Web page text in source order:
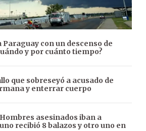
Paraguay con un descenso de
y por cuánto tiempo?
que sobreseyó a acusado de
y enterrar cuerpo
asesinados iban a
recibió 8 balazos y otro uno en